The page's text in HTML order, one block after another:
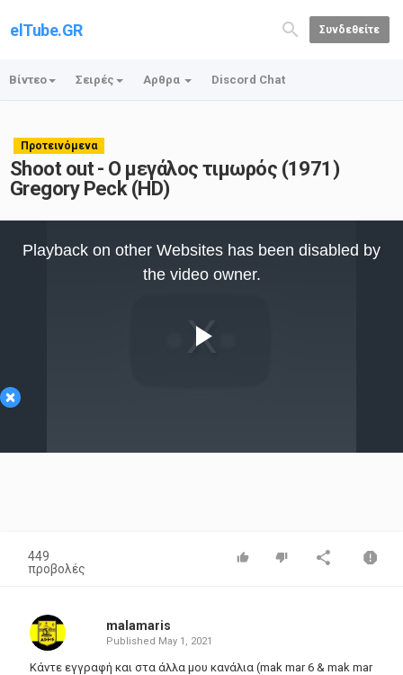
elTube.GR Συνδεθείτε
Βίντεο Σειρές Αρθρα Discord Chat
Προτεινόμενα
Shoot out - Ο μεγάλος τιμωρός (1971)
Gregory Peck (HD)
×
Video
Playback on other Websites has been disabled by
the video owner.
449
προβολές
malamaris
Published May 1, 2021
Κάντε εγγραφή και στα άλλα μου κανάλια (mak mar 6 & mak mar